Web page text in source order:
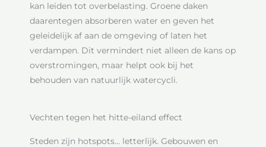
kan leiden tot overbelasting. Groene daken
daarentegen absorberen water en geven het
geleidelijk af aan de omgeving of laten het
verdampen. Dit vermindert niet alleen de kans op
overstromingen, maar helpt ook bij het
behouden van natuurlijk watercycli.
Vechten tegen het hitte-eiland effect
Steden zijn hotspots… letterlijk. Gebouwen en